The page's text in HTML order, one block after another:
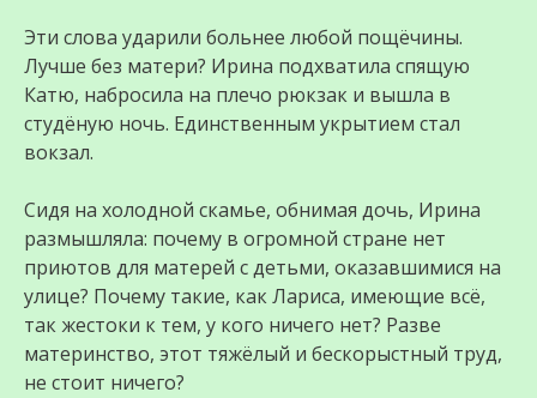
Эти слова ударили больнее любой пощёчины.
Лучше без матери? Ирина подхватила спящую
Катю, набросила на плечо рюкзак и вышла в
студёную ночь. Единственным укрытием стал
вокзал.
Сидя на холодной скамье, обнимая дочь, Ирина
размышляла: почему в огромной стране нет
приютов для матерей с детьми, оказавшимися на
улице? Почему такие, как Лариса, имеющие всё,
так жестоки к тем, у кого ничего нет? Разве
материнство, этот тяжёлый и бескорыстный труд,
не стоит ничего?